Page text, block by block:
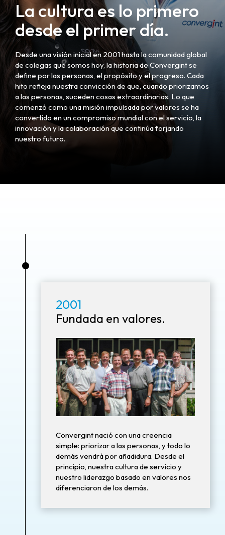
La cultura es lo primero
desde el primer día.
Desde una visión inicial en 2001 hasta la comunidad global
de colegas que somos hoy, la historia de Convergint se
define por las personas, el propósito y el progreso. Cada
hito refleja nuestra convicción de que, cuando priorizamos
a las personas, suceden cosas extraordinarias. Lo que
comenzó como una misión impulsada por valores se ha
convertido en un compromiso mundial con el servicio, la
innovación y la colaboración que continúa forjando
nuestro futuro.
2001
Fundada en valores.
Convergint nació con una creencia
simple: priorizar a las personas, y todo lo
demás vendrá por añadidura. Desde el
principio, nuestra cultura de servicio y
nuestro liderazgo basado en valores nos
diferenciaron de los demás.
•